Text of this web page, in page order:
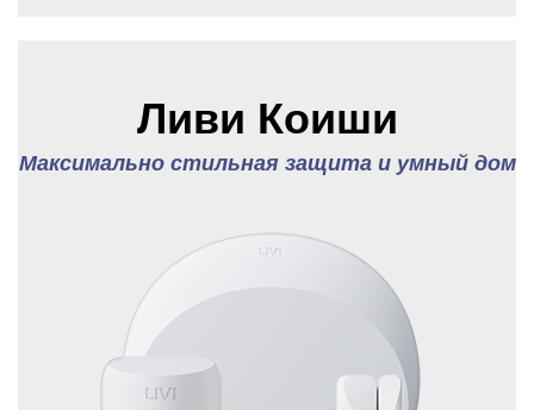
Ливи Коиши
Максимально стильная защита и умный дом